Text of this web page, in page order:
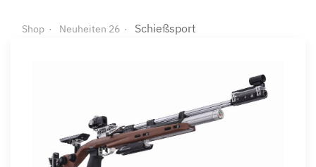
Shop Neuheiten 26 Schießsport